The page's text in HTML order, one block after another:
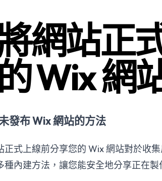
網站正
Wix 網
發布 Wix 網站的方法
正式上線前分享您的 Wix 網站對於收
種內建方法，讓您能安全地分享正在製